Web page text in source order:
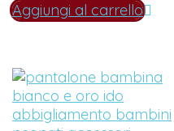
Aggiungi al carrello